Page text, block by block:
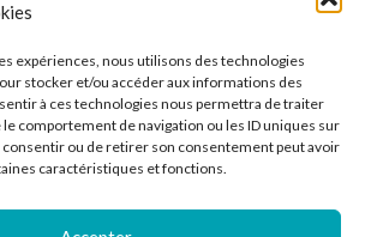
expériences, nous utilisons des technologies
stocker et/ou accéder aux informations des
à ces technologies nous permettra de traiter
comportement de navigation ou les ID uniques sur
consentir ou de retirer son consentement peut avoir
caractéristiques et fonctions.
293 B du CGI